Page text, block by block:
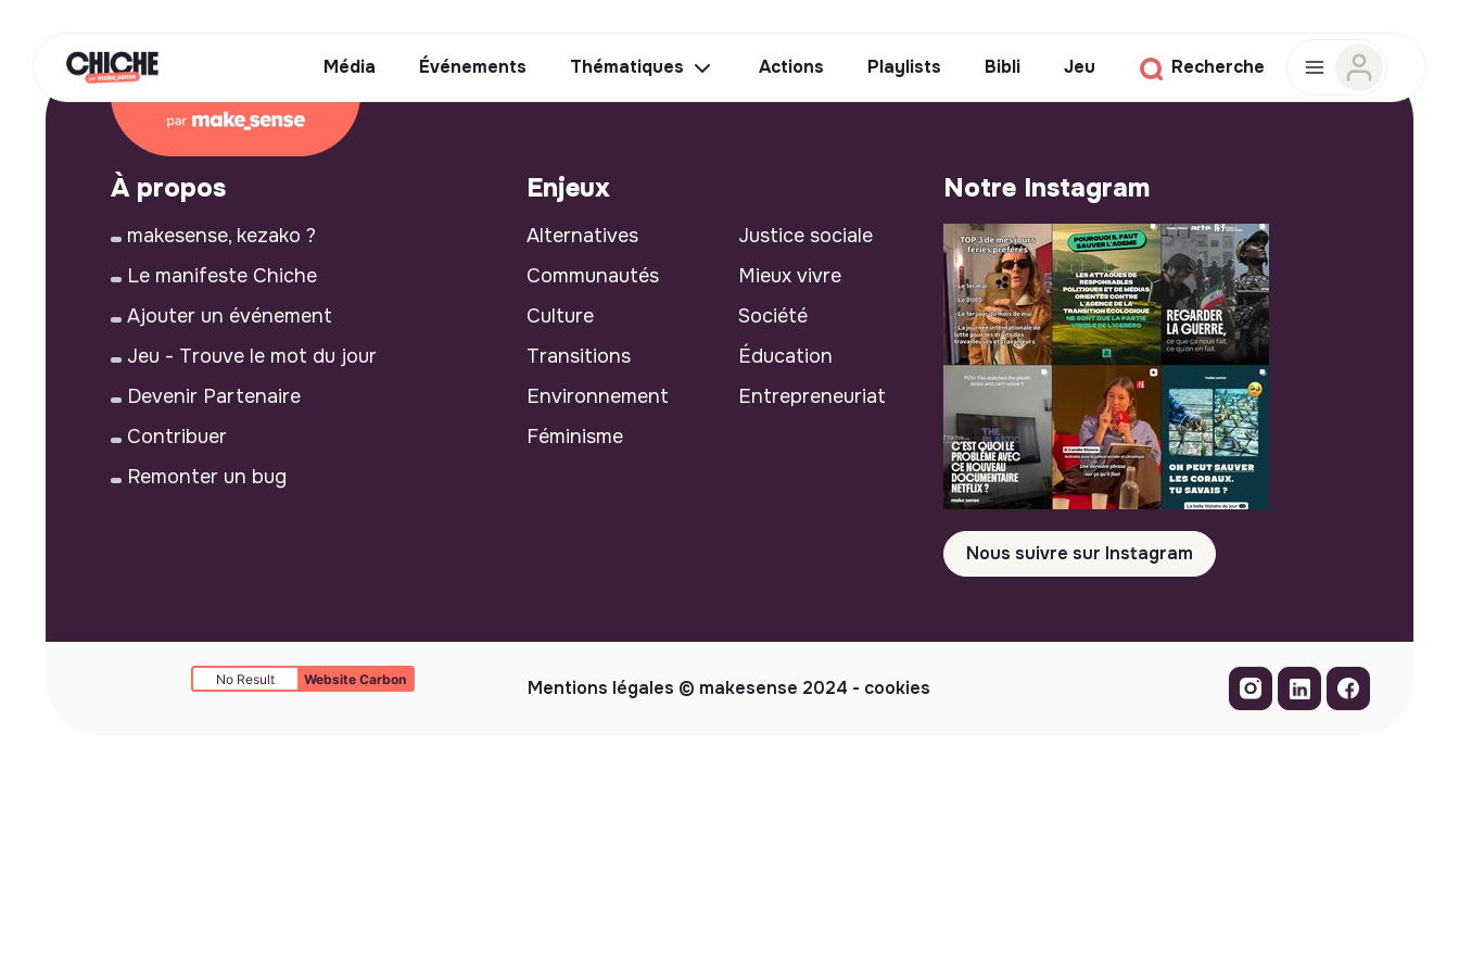
Média Événements Thématiques Actions Playlists Bibli Jeu Recherche
À propos
makesense, kezako ?
Le manifeste Chiche
Ajouter un événement
Jeu - Trouve le mot du jour
Devenir Partenaire
Contribuer
Remonter un bug
Enjeux
Alternatives
Communautés
Culture
Transitions
Environnement
Féminisme
Justice sociale
Mieux vivre
Société
Éducation
Entrepreneuriat
Notre Instagram
Nous suivre sur Instagram
No Result Website Carbon Mentions légales © makesense 2024 - cookies